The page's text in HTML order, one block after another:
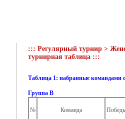
::: Регулярный турнир >
турнирная таблица :::
Таблица 1: набранные командами
Группа В
№ Команда